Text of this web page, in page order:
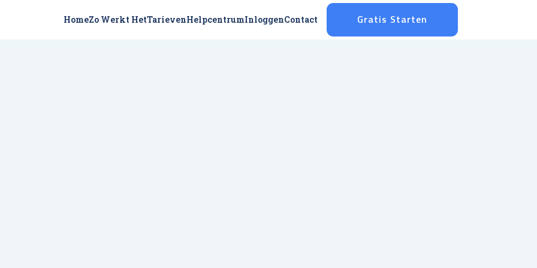
HomeZo Werkt HetTarievenHelpcentrumInloggenContact Gratis Starten